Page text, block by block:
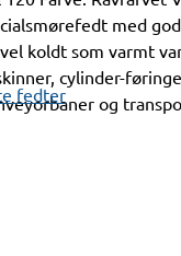
fedter
med
koldt som varmt
cylinder-
og